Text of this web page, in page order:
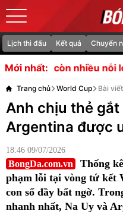
Lịch thi đấu Kết quả Chuyển
Mới nhất:
nỗi lo ở bán kết Đội
Trang chủ World Cup Bài viết
Anh chịu thẻ gắt
Argentina được
18:46 09/07/2026
BongDa.com.vn
Thống
phạm lỗi tại vòng tứ kết
con số đầy bất ngờ.
nhanh nhất, Na Uy và